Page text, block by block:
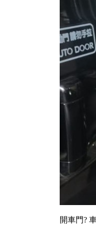
開車門?